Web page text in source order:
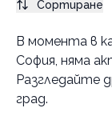
В момента в
София, няма
Разгледайте
град.
Сортиране
Категории
Борба с